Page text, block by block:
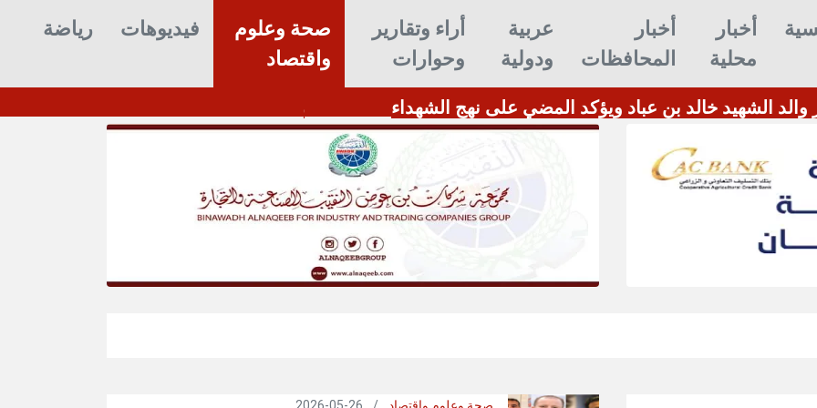
أخبار
محلية
أخبار
المحافظات
عربية
ودولية
أراء وتقارير
وحوارات
صحة وعلوم
واقتصاد
فيديوهات رياضة
والد الشهيد خالد بن عباد ويؤكد المضي على نهج الشهداء
صحة وعلوم واقتصاد /
26-05-2026